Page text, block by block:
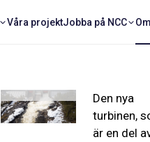
Våra projektJobba på NCC
samarbete med
Den nya
turbinen,
är en del